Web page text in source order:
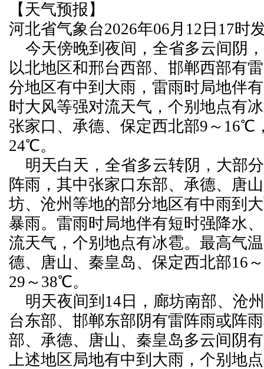
【天气预报】
河北省气象台2026年06月12日17时
今天傍晚到夜间，全省多云间阴
以北地区和邢台西部、邯郸西部有
分地区有中到大雨，雷雨时局地伴
时大风等强对流天气，个别地点有
张家口、承德、保定西北部9～16℃
24℃。
明天白天，全省多云转阴，大部
阵雨，其中张家口东部、承德、唐
坊、沧州等地的部分地区有中雨到
暴雨。雷雨时局地伴有短时强降水
流天气，个别地点有冰雹。最高气
德、唐山、秦皇岛、保定西北部16
29～38℃。
明天夜间到14日，廊坊南部、沧
台东部、邯郸东部阴有雷阵雨或阵
部、承德、唐山、秦皇岛多云间阴
上述地区局地有中到大雨，个别地